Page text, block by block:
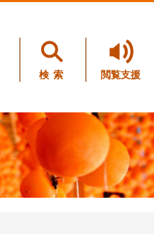
検索 閲覧支援